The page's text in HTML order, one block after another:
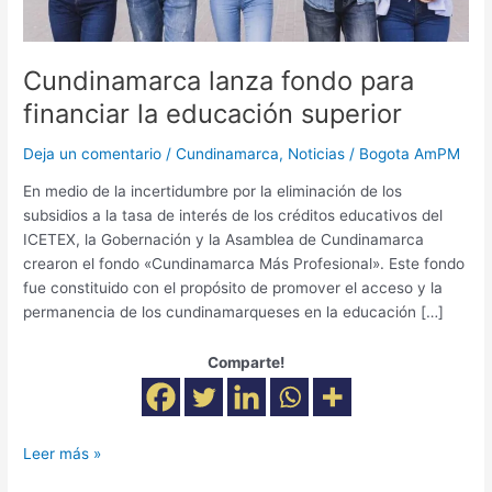
Cundinamarca lanza fondo para
financiar la educación superior
Deja un comentario /Cundinamarca, Noticias / Bogota AmPM
En medio de la incertidumbre por la eliminación de los
subsidios a la tasa de interés de los créditos educativos del
ICETEX, la Gobernación y la Asamblea de Cundinamarca
crearon el fondo «Cundinamarca Más Profesional». Este fondo
fue constituido con el propósito de promover el acceso y la
permanencia de los cundinamarqueses en la educación […]
Comparte!
Leer más »